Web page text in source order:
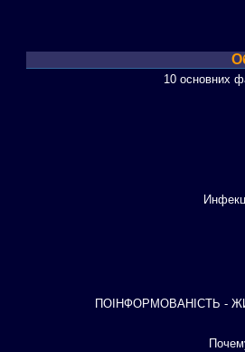
10 основних
ПОІНФОРМОВАНІСТЬ -